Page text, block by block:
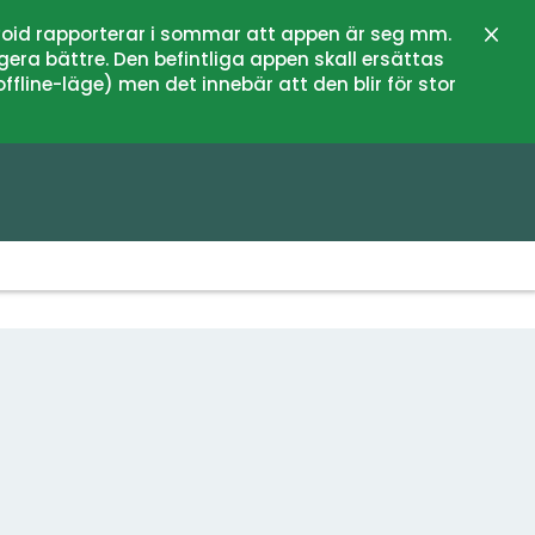
rapporterar i sommar att appen är seg mm.
bättre. Den befintliga appen skall ersättas
läge) men det innebär att den blir för stor